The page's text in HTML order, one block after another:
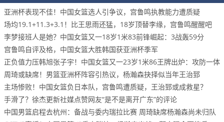
亚洲杯表现不佳！中国女篮选人引争议，宫鲁鸣执教能力遭质疑
场均19.1+11.3+3.1！比王思雨还猛，18岁顶替李缘，宫鲁鸣醒醒吧
李梦接班人是她？中国女篮又一18岁1米83前锋崛起：3战轰59分
宫鲁鸣自评及格，中国女篮大胜韩国获亚洲杯季军
正负值力压韩旭张子宇！中国女篮又一23岁1米86王牌出炉：攻防一体
周琦或缺席！男篮亚洲杯阵容引热议，杨瀚森抉择似当年王治郅
主场惨败！中国女篮负日本队，宫鲁鸣遭质疑，王治郅或成救星？
手滑了？徐杰更新社媒点赞网友“是不是离开广东”的评论
中国男篮启程去杭州：备战与委内瑞拉比赛 周琦缺席杨瀚森尚未归队